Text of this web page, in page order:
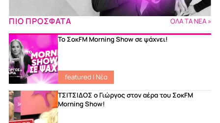
ΠΙΟ ΠΡΟΣΦΑΤΑ ΟΛΑ ΤΑ ΝΕΑ »
Το ΣοκFM Morning Show σε ψάχνει!
featured | Νέα
ΤΣΙΤΣΙΔΟΣ ο Γιώργος στον αέρα του ΣοκFM
Morning Show!